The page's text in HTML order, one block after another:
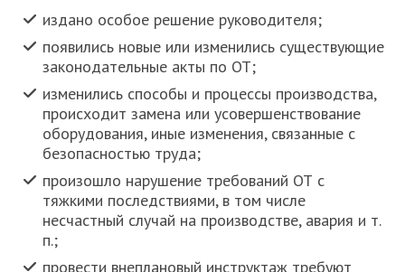
издано особое решение руководителя;
появились новые или изменились существующие
законодательные акты по ОТ;
изменились способы и процессы производства,
происходит замена или усовершенствование
оборудования, иные изменения, связанные с
безопасностью труда;
произошло нарушение требований ОТ с
тяжкими последствиями, в том числе
несчастный случай на производстве, авария и т.
п.;
провести внеплановый инструктаж требуют